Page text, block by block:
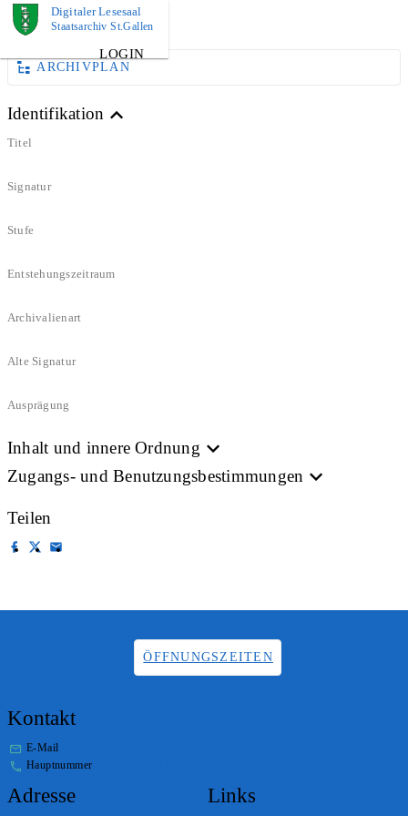
Digitaler Lesesaal
Staatsarchiv St.Gallen
LOGIN
DOKUMENT
ARCHIVPLAN
Identifikation
Titel
Signatur
Stufe
Entstehungszeitraum
Archivalienart
Alte Signatur
Ausprägung
Inhalt und innere Ordnung
Zugangs- und Benutzungsbestimmungen
Teilen
ÖFFNUNGSZEITEN
Kontakt
E-Mail
Hauptnummer
Adresse Links